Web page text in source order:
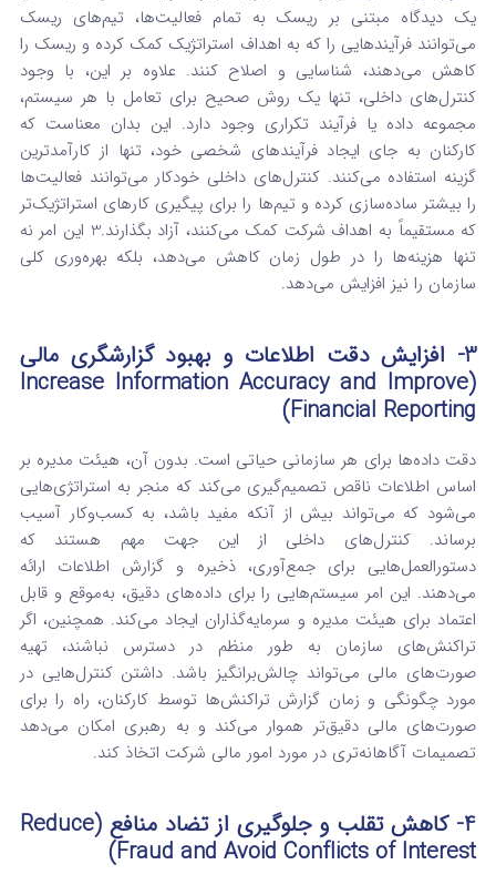
یک دیدگاه مبتنی بر ریسک به تمام فعالیت‌ها، تیم‌های ریسک
می‌توانند فرآیندهایی را که به اهداف استراتژیک کمک کرده و ریسک را
کاهش می‌دهند، شناسایی و اصلاح کنند. علاوه بر این، با وجود
کنترل‌های داخلی، تنها یک روش صحیح برای تعامل با هر سیستم،
مجموعه داده یا فرآیند تکراری وجود دارد. این بدان معناست که
کارکنان به جای ایجاد فرآیندهای شخصی خود، تنها از کارآمدترین
گزینه استفاده می‌کنند. کنترل‌های داخلی خودکار می‌توانند فعالیت‌ها
را بیشتر ساده‌سازی کرده و تیم‌ها را برای پیگیری کارهای استراتژیک‌تر
که مستقیماً به اهداف شرکت کمک می‌کنند، آزاد بگذارند.3 این امر نه
تنها هزینه‌ها را در طول زمان کاهش می‌دهد، بلکه بهره‌وری کلی
سازمان را نیز افزایش می‌دهد.
3- افزایش دقت اطلاعات و بهبود گزارشگری مالی
(Increase Information Accuracy and Improve
Financial Reporting)
دقت داده‌ها برای هر سازمانی حیاتی است. بدون آن، هیئت مدیره بر
اساس اطلاعات ناقص تصمیم‌گیری می‌کند که منجر به استراتژی‌هایی
می‌شود که می‌تواند بیش از آنکه مفید باشد، به کسب‌وکار آسیب
برساند. کنترل‌های داخلی از این جهت مهم هستند که
دستورالعمل‌هایی برای جمع‌آوری، ذخیره و گزارش اطلاعات ارائه
می‌دهند. این امر سیستم‌هایی را برای داده‌های دقیق، به‌موقع و قابل
اعتماد برای هیئت مدیره و سرمایه‌گذاران ایجاد می‌کند. همچنین، اگر
تراکنش‌های سازمان به طور منظم در دسترس نباشند، تهیه
صورت‌های مالی می‌تواند چالش‌برانگیز باشد. داشتن کنترل‌هایی در
مورد چگونگی و زمان گزارش تراکنش‌ها توسط کارکنان، راه را برای
صورت‌های مالی دقیق‌تر هموار می‌کند و به رهبری امکان می‌دهد
تصمیمات آگاهانه‌تری در مورد امور مالی شرکت اتخاذ کند.
4- کاهش تقلب و جلوگیری از تضاد منافع (Reduce
Fraud and Avoid Conflicts of Interest)